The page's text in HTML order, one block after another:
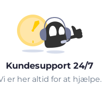
Kundesupport 24/7
er her altid for at hjælpe.